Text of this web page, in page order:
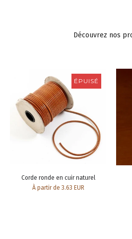
Découvrez nos
ÉPUISÉ
Corde ronde en cuir naturel
À partir de 3.63 EUR